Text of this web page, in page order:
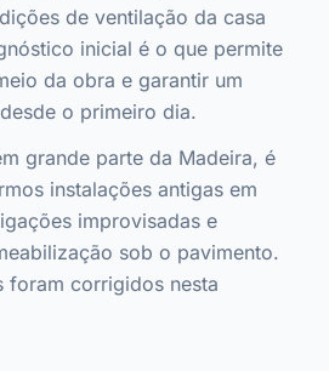
de ventilação da casa
inicial é o que permite
da obra e garantir um
o primeiro dia.
grande parte da Madeira, é
instalações antigas em
improvisadas e
sob o pavimento.
foram corrigidos nesta